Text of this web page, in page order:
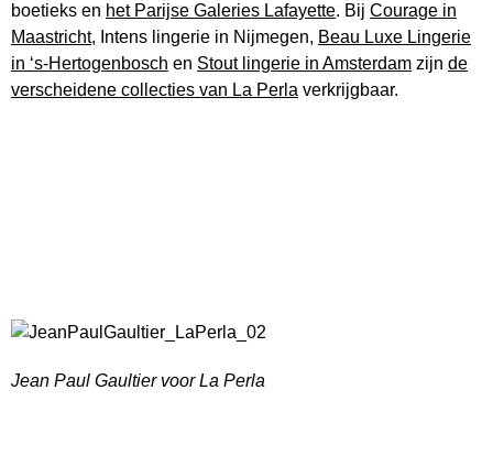
boetieks en het Parijse Galeries Lafayette. Bij Courage in
Maastricht, Intens lingerie in Nijmegen, Beau Luxe Lingerie
in ‘s-Hertogenbosch en Stout lingerie in Amsterdam zijn de
verscheidene collecties van La Perla verkrijgbaar.
Jean Paul Gaultier voor La Perla